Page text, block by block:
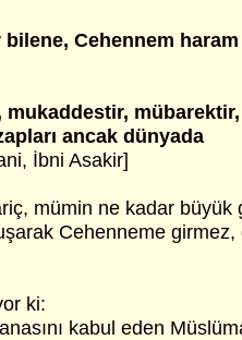
bilene, Cehennem
mübarektir,
ancak dünyada
İbni Asakir]
mümin ne kadar büyük
Cehenneme girmez,
ki:
kabul eden